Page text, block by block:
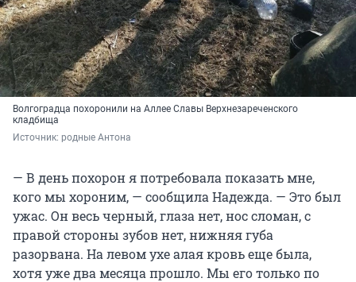
Волгоградца похоронили на Аллее Славы Верхнезареченского
кладбища
Источник: родные Антона
— В день похорон я потребовала показать мне,
кого мы хороним, — сообщила Надежда. — Это был
ужас. Он весь черный, глаза нет, нос сломан, с
правой стороны зубов нет, нижняя губа
разорвана. На левом ухе алая кровь еще была,
хотя уже два месяца прошло. Мы его только по